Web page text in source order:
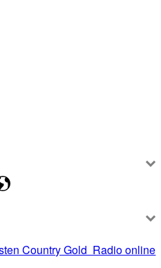
Country Gold  Radio online